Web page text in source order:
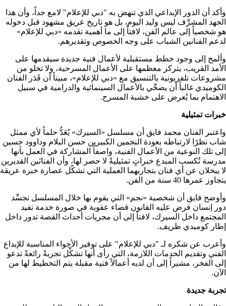
وأكد أن الدور الإبداعي الذي تنهض به "دبي للإعلام" لامع جداً، وأن هذا
الجهد المشرِّف ليس وليد اليوم، بل هو تاريخ عريق مشهود قبل دخوله
هو شخصياً إلى عالم الفن، لافتاً إلى ما أهمية تقدمه «دبي للإعلام»
لدعم الفنانين الشباب على وجه الخصوص وتقديرهم.
وألمح إلى وجود خطط مستقبلية لأعمال فنية جديدة سيقدمها على
الأمد القريب، يتركز معظمها على الأعمال المسرحية، ولا تخلو من
مشروعات تلفزيونية بالتنسيق مع «دبي للإعلام»، مبيناً أن قَدَر الفنان
الكوميدي غالباً أن يضحِّي بالأعمال السينمائية والدرامية في سبيل
الاهتمام بما يُعرض على خشبة المسرح.
خبرات تمثيلية
واعتبر الفنان محمد فايق أن مسلسل «السيرك» يُعَدُّ حلماً لأي ممثل
شاب نظرًا لارتباطه بعودة النجمين الكبيرين حسن البلام وداوود حسين
إلى تلك النوعية من الأعمال الفنية، واصفاً المشاركة في العمل بأنها
مدرسة تُكسب المبدع خبراتٍ تمثيليةً لا حصر لها، وأن الفنانَين القديرين
لا يبخلان عن أي فنان بتجاربهما العملية التي تشكّل عصارة خبرة عريقة
يتجاوز عمرها 40 سنة من الفن.
وأوضح فايق أن شخصية «نجم» التي يقوم بها خلال المسلسل تجسِّد
دور إنسان فرض عليه القانون قضاء عقوبة في صورة خدمة تفيد
المجتمع داخل السيرك، لافتاً إلى أن مجريات أحداث القصة تدور داخل
إطار كوميدي ظريف.
وأعرب عن شكره لـ "دبي للإعلام" على توفير الأجواء المناسبة للإبداع
الفني وتقديم الخدمات اللازمة، التي رأى أنها تشكِّل تجربةً رائعةً تدعو
إلى الفخر، مشيراً إلى أن لديه أعمالاً فنية مقبلة يتم التخطيط لها من
الآن.
تجربة جديدة